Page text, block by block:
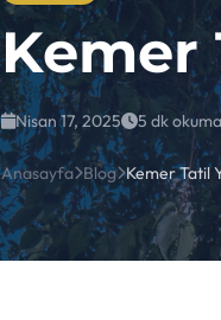
Kemer
Nisan 17, 2025 5 dk okuma
Anasayfa Blog Kemer Tatil